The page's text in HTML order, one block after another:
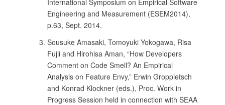
Engineering and Measurement (ESEM2014),
p.63, Sept. 2014.
Sousuke Amasaki, Tomoyuki Yokogawa, Risa
Fujii and Hirohisa Aman, “How Developers
Comment on Code Smell? An Empirical
Analysis on Feature Envy,” Erwin Groppietsch
and Konrad Klockner (eds.), Proc. Work in
Progress Session held in connection with SEAA